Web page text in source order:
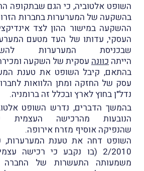
השופט אלטוביה, כי הגם שבתקופה
בהשקעה של המערערות בחברות
ההשקעה במישור ההון לצד
העסקי, עדותו של העד מטעם
שבכניסת המערערות
הייתה כוונה עסקית של השקעה
בהתאם, קיבל השופט את טענת
עסק של החזקה ומתן הלוואות
נדל"ן בחוץ לארץ ובכלל זה ברומניה.
בהמשך הדברים, נדרש השופט
הנובעות מהרכישה העצמית
שהנפיקה אוסיף מזרח אירופה.
השופט דחה את טענת המערערות,
2/2010 (בו נקבע כי רכישה
משמעותה התעשרות של החברה